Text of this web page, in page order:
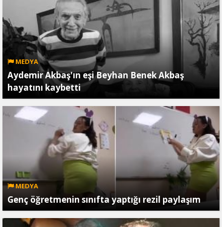
MEDYA
Aydemir Akbaş'ın eşi Beyhan Benek Akbaş
hayatını kaybetti
MEDYA
Genç öğretmenin sınıfta yaptığı rezil paylaşım